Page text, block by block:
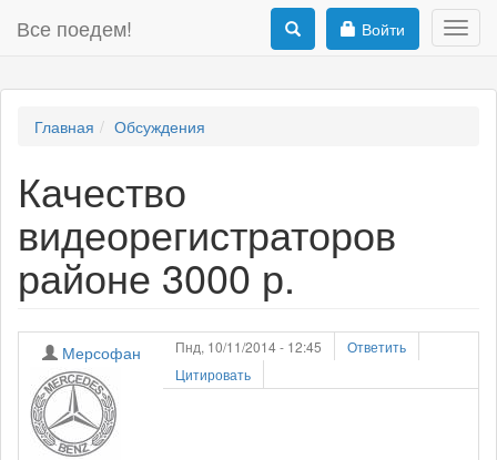
Все поедем! Войти
Главная Обсуждения
Качество
видеорегистраторов
районе 3000 р.
Мерсофан Пнд, 10/11/2014 - 12:45
Ответить
Цитировать